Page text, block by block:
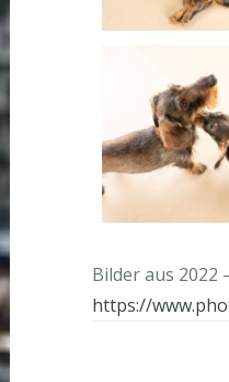
Bilder aus 2022
https://